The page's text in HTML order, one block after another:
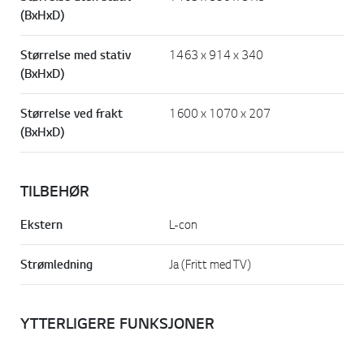
(BxHxD)
Størrelse med stativ
(BxHxD)
1463 x 914 x 340
Størrelse ved frakt
(BxHxD)
1600 x 1070 x 207
TILBEHØR
Ekstern L-con
Strømledning Ja (Fritt med TV)
YTTERLIGERE FUNKSJONER